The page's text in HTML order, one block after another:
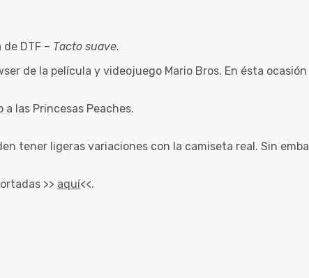
DTF – Tacto suave.
de la película y videojuego Mario Bros. En ésta
las Princesas Peaches.
tener ligeras variaciones con la camiseta real. Sin
>> aquí<<.